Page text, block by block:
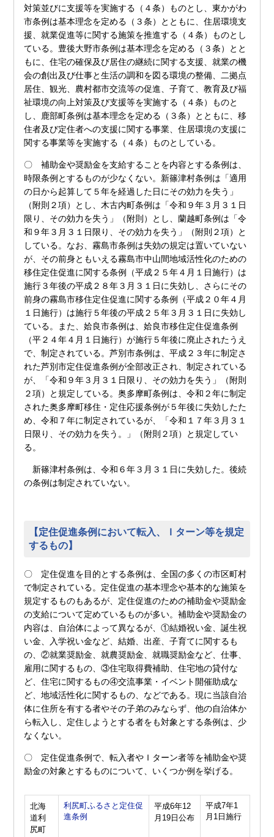
対策並びに支援等を実施する（４条）ものとし、東かがわ
市条例は基本理念を定める（３条）とともに、住居環境支
援、就業促進等に関する施策を推進する（４条）ものとし
ている。豊後大野市条例は基本理念を定める（３条）とと
もに、住宅の確保及び居住の継続に関する支援、就業の機
会の創出及び仕事と生活の調和を図る環境の整備、二拠点
居住、観光、農村都市交流等の促進、子育て、教育及び福
祉環境の向上対策及び支援等を実施する（４条）ものと
し、鹿部町条例は基本理念を定める（３条）とともに、移
住者及び定住者への支援に関する事業、住居環境の支援に
関する事業等を実施する（４条）ものとしている。
〇 補助金や奨励金を支給することを内容とする条例は、
時限条例とするものが少なくない。新篠津村条例は「適用
の日から起算して５年を経過した日にその効力を失う」
（附則２項）とし、木古内町条例は「令和９年３月３１日
限り、その効力を失う」（附則）とし、蘭越町条例は「令
和９年３月３１日限り、その効力を失う」（附則２項）と
している。なお、霧島市条例は失効の規定は置いていない
が、その前身ともいえる霧島市中山間地域活性化のための
移住定住促進に関する条例（平成２５年４月１日施行）は
施行３年後の平成２８年３月３１日に失効し、さらにその
前身の霧島市移住定住促進に関する条例（平成２０年４月
１日施行）は施行５年後の平成２５年３月３１日に失効し
ている。また、姶良市条例は、姶良市移住定住促進条例
（平２４年４月１日施行）が施行５年後に廃止されたうえ
で、制定されている。芦別市条例は、平成２３年に制定さ
れた芦別市定住促進条例が全部改正され、制定されている
が、「令和９年３月３１日限り、その効力を失う」（附則
２項）と規定している。奥多摩町条例は、令和２年に制定
された奥多摩町移住・定住応援条例が５年後に失効したた
め、令和７年に制定されているが、「令和１７年３月３１
日限り、その効力を失う。」（附則２項）と規定してい
る。
新篠津村条例は、令和６年３月３１日に失効した。後続
の条例は制定されていない。
【定住促進条例において転入、Ｉターン等を規定
するもの】
〇 定住促進を目的とする条例は、全国の多くの市区町村
で制定されている。定住促進の基本理念や基本的な施策を
規定するものもあるが、定住促進のための補助金や奨励金
の支給について定めているものが多い。補助金や奨励金の
内容は、自治体によって異なるが、①結婚祝い金、誕生祝
い金、入学祝い金など、結婚、出産、子育てに関するも
の、②就業奨励金、就農奨励金、就職奨励金など、仕事、
雇用に関するもの、③住宅取得費補助、住宅地の貸付な
ど、住宅に関するもの④交流事業・イベント開催助成な
ど、地域活性化に関するもの、などである。現に当該自治
体に住所を有する者やその子弟のみならず、他の自治体か
ら転入し、定住しようとする者をも対象とする条例は、少
なくない。
〇 定住促進条例で、転入者やＩターン者等を補助金や奨
励金の対象とするものについて、いくつか例を挙げる。
北海
道利
尻町
利尻町ふるさと定住促
進条例
平成6年12
月19日公布
平成7年1
月1日施行